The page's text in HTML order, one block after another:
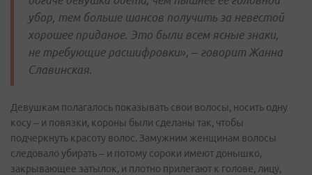
убор, тем больше шансов получить за невестой
хорошее приданое. Это были всем ясные знаки,
не требующие расшифровки», – говорит Жанна
Славинская.
Девушкам полагалось показывать свои волосы, носить одну
косу – и повязки, короны были сделаны так, чтобы
подчеркнуть красоту волос. Замужним женщинам волосы
следовало убирать – и потому сороки имеют донышко,
закрывающее затылок, и плотно прилегают к голове, лицу,